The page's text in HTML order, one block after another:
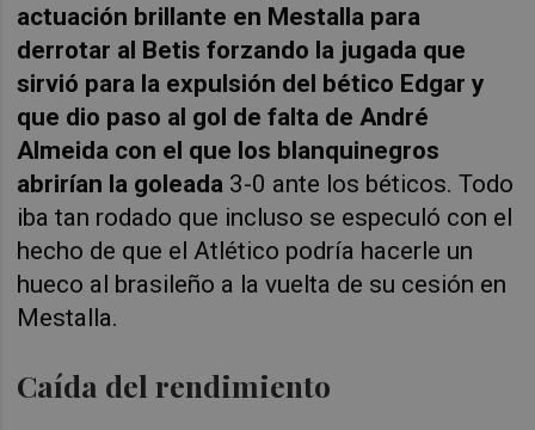
actuación brillante en Mestalla para
derrotar al Betis forzando la jugada que
sirvió para la expulsión del bético Edgar y
que dio paso al gol de falta de André
Almeida con el que los blanquinegros
abrirían la goleada 3-0 ante los béticos. Todo
iba tan rodado que incluso se especuló con el
hecho de que el Atlético podría hacerle un
hueco al brasileño a la vuelta de su cesión en
Mestalla.
Caída del rendimiento